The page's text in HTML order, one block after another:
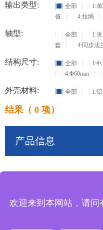
输出类型: 全部 1:
值
4:拉绳
轴型: 全部 1:
套
4:同步法
结构尺寸: 全部
4:Φ60mm
外壳材料: 全部 1:铝
结果（ 0 项）
产品信息
欢迎来到本网站，请问